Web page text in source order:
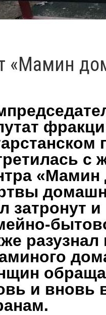
«Мамин
с
«Мамин
затронут и
и вновь